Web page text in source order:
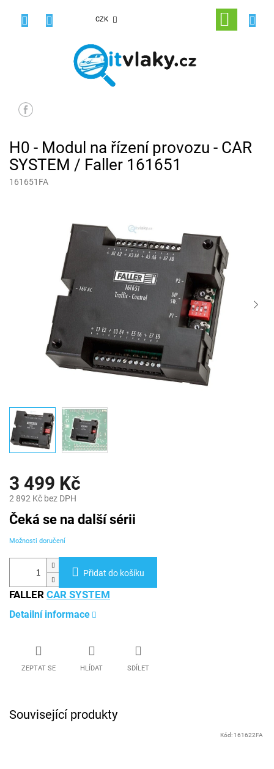
CZK
NÁKUPNÍ
KOŠÍK
H0 - Modul na řízení provozu - CAR
SYSTEM / Faller 161651
161651FA
3 499 Kč
2 892 Kč bez DPH
Měrná
cena:
Čeká se na další sérii
Možnosti doručení
Přidat do košíku
FALLER CAR SYSTEM
Detailní informace
ZEPTAT SE HLÍDAT SDÍLET
Související produkty
Kód: 161622FA